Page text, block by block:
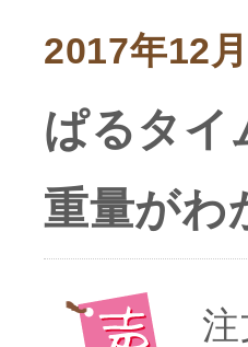
2017年12
ぱるタ
重量がわ